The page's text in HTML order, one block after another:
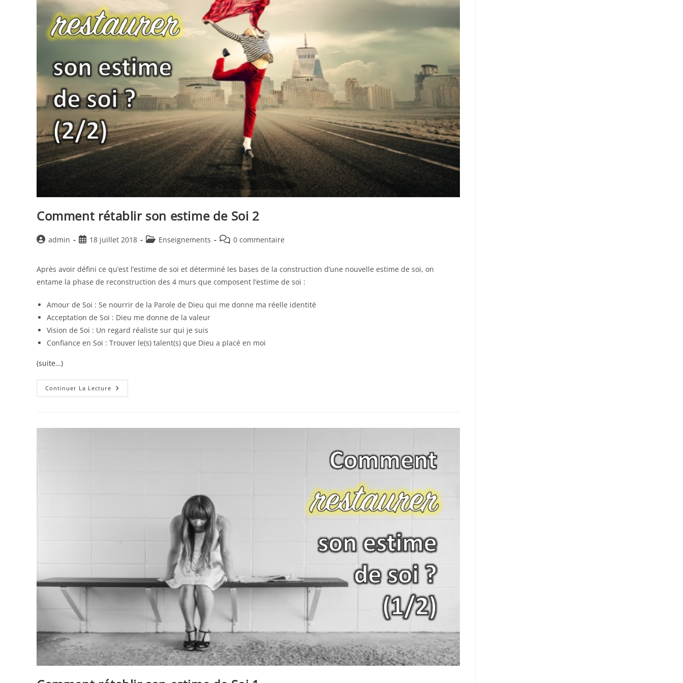
Comment rétablir son estime de Soi 2
Auteur/autrice
publication :
admin
Publication
18 juillet 2018
PostEnseignements
Commentaires
publication :
0 commentaire
Après avoir défini ce qu’est l’estime de soi et déterminé les bases de la construction d’une nouvelle estime de soi, on
entame la phase de reconstruction des 4 murs que composent l’estime de soi :
Amour de Soi : Se nourrir de la Parole de Dieu qui me donne ma réelle identité
Acceptation de Soi : Dieu me donne de la valeur
Vision de Soi : Un regard réaliste sur qui je suis
Confiance en Soi : Trouver le(s) talent(s) que Dieu a placé en moi
(suite…)
Continuer La Lecture Comment
Rétablir
2